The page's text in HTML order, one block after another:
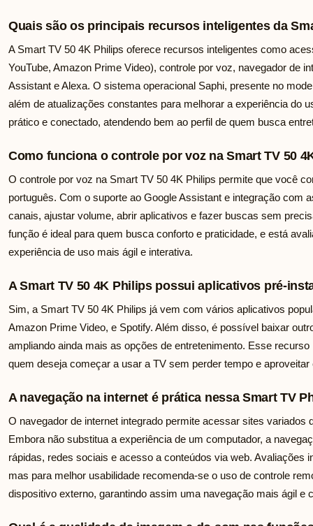
Quais são os principais recursos inteligentes da
A Smart TV 50 4K Philips oferece recursos inteligentes como
YouTube, Amazon Prime Video), controle por voz, navegador de
Assistant e Alexa. O sistema operacional Saphi, presente no
além de atualizações constantes para melhorar a experiência do
prático e conectado, atendendo bem ao perfil de quem busca
Como funciona o controle por voz na Smart TV 50
O controle por voz na Smart TV 50 4K Philips permite que você
português. Com o suporte ao Google Assistant e integração com
canais, ajustar volume, abrir aplicativos e fazer buscas sem
função é ideal para quem busca conforto e praticidade, e está
experiência de uso mais ágil e interativa.
A Smart TV 50 4K Philips possui aplicativos pré-
Sim, a Smart TV 50 4K Philips já vem com vários aplicativos
Amazon Prime Video, e Spotify. Além disso, é possível baixar
ampliando ainda mais as opções de entretenimento. Esse
quem deseja começar a usar a TV sem perder tempo e
A navegação na internet é prática nessa Smart TV
O navegador de internet integrado permite acessar sites variados
Embora não substitua a experiência de um computador, a
rápidas, redes sociais e acesso a conteúdos via web. Avaliações
mas para melhor usabilidade recomenda-se o uso de controle
dispositivo externo, garantindo assim uma navegação mais ágil e